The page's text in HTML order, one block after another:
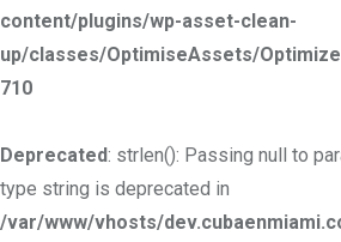
content/plugins/wp-asset-clean-
up/classes/OptimiseAssets/
710
Deprecated: strlen(): Passing null to
type string is deprecated in
/var/www/vhosts/